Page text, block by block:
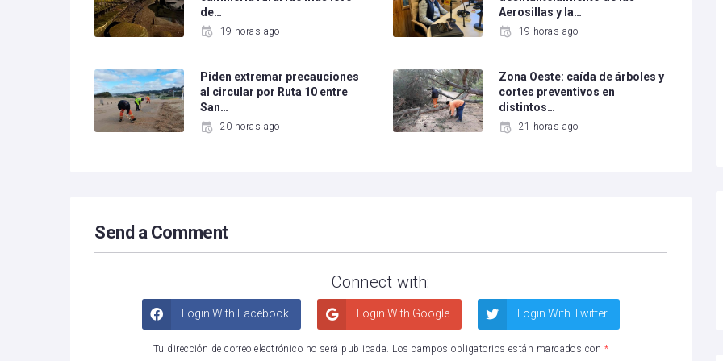
de…
19 horas ago
Aerosillas y la…
19 horas ago
Piden extremar precauciones
al circular por Ruta 10 entre
San…
20 horas ago
Zona Oeste: caída de árboles y
cortes preventivos en
distintos…
21 horas ago
Send a Comment
Connect with:
Login With Facebook Login With Google Login With Twitter
Tu dirección de correo electrónico no será publicada. Los campos obligatorios están marcados con *